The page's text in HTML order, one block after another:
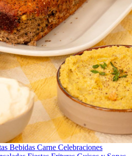
Bebidas Carne Celebraciones